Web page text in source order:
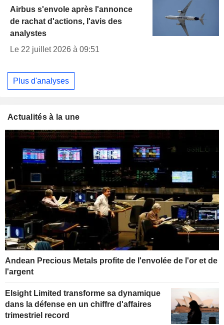
Airbus s'envole après l'annonce
de rachat d'actions, l'avis des
analystes
Le 22 juillet 2026 à 09:51
Plus d'analyses
Actualités à la une
Andean Precious Metals profite de l'envolée de l'or et de
l'argent
Elsight Limited transforme sa dynamique
dans la défense en un chiffre d'affaires
trimestriel record